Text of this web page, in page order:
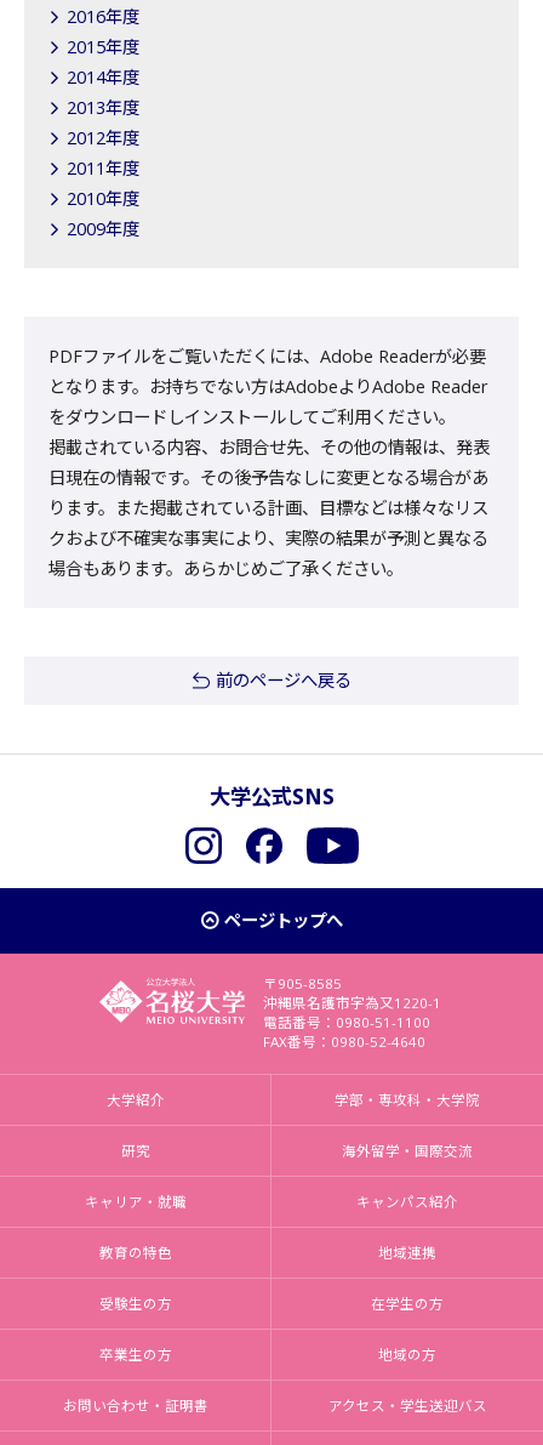
2016年度
2015年度
2014年度
2013年度
2012年度
2011年度
2010年度
2009年度
PDFファイルをご覧いただくには、Adobe Readerが必要
となります。お持ちでない方はAdobeよりAdobe Reader
をダウンロードしインストールしてご利用ください。
掲載されている内容、お問合せ先、その他の情報は、発表
日現在の情報です。その後予告なしに変更となる場合があ
ります。また掲載されている計画、目標などは様々なリス
クおよび不確実な事実により、実際の結果が予測と異なる
場合もあります。あらかじめご了承ください。
前のページへ戻る
大学公式SNS
InstagramFacebookYouTube
ページトップへ
〒905-8585
沖縄県名護市字為又1220-1
電話番号：0980-51-1100
FAX番号：0980-52-4640
大学紹介 学部・専攻科・大学院
研究 海外留学・国際交流
キャリア・就職 キャンパス紹介
教育の特色 地域連携
受験生の方 在学生の方
卒業生の方 地域の方
お問い合わせ・証明書 アクセス・学生送迎バス